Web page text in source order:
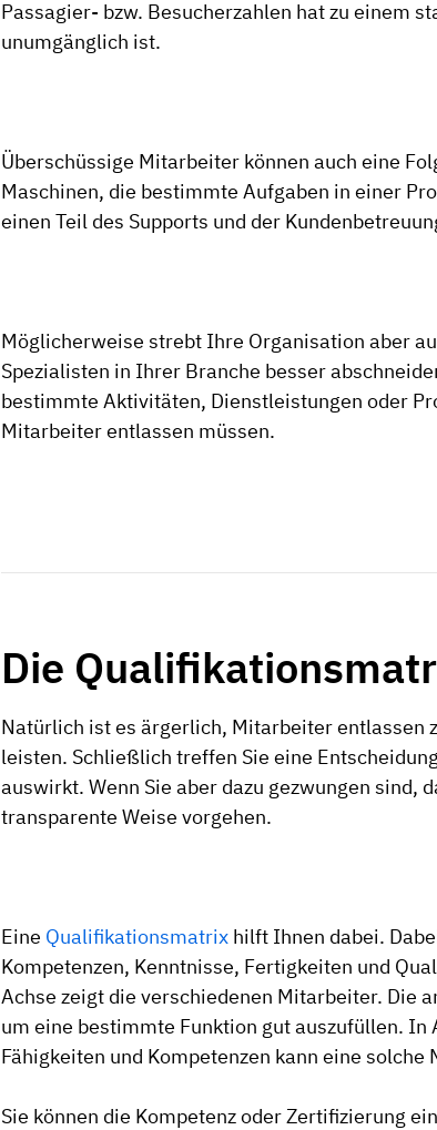
Passagier- bzw. Besucherzahlen hat zu einem
unumgänglich ist.
Überschüssige Mitarbeiter können auch eine
Maschinen, die bestimmte Aufgaben in einer
einen Teil des Supports und der
Möglicherweise strebt Ihre Organisation aber
Spezialisten in Ihrer Branche besser
bestimmte Aktivitäten, Dienstleistungen oder
Mitarbeiter entlassen müssen.
Die
Natürlich ist es ärgerlich, Mitarbeiter entlassen
leisten. Schließlich treffen Sie eine
auswirkt. Wenn Sie aber dazu gezwungen sind,
transparente Weise vorgehen.
Eine Qualifikationsmatrix hilft Ihnen dabei.
Kompetenzen, Kenntnisse, Fertigkeiten und
Achse zeigt die verschiedenen Mitarbeiter. Die
um eine bestimmte Funktion gut auszufüllen.
Fähigkeiten und Kompetenzen kann eine
Sie können die Kompetenz oder Zertifizierung